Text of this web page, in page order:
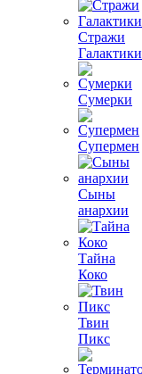
Стражи
Галактики
Сумерки
Супермен
Сыны
анархии
Тайна
Коко
Твин
Пикс